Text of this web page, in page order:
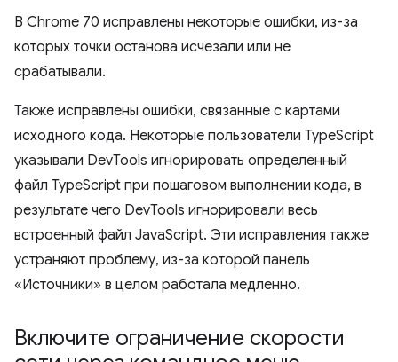
В Chrome 70 исправлены некоторые ошибки, из-за
которых точки останова исчезали или не
срабатывали.
Также исправлены ошибки, связанные с картами
исходного кода. Некоторые пользователи TypeScript
указывали DevTools игнорировать определенный
файл TypeScript при пошаговом выполнении кода, в
результате чего DevTools игнорировали весь
встроенный файл JavaScript. Эти исправления также
устраняют проблему, из-за которой панель
«Источники» в целом работала медленно.
Включите ограничение скорости